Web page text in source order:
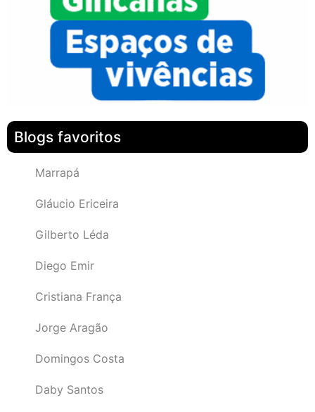
Blogs favoritos
Marrapá
Gláucio Ericeira
Gilberto Léda
Diego Emir
Cristiana França
Jorge Aragão
Domingos Costa
Daby Santos